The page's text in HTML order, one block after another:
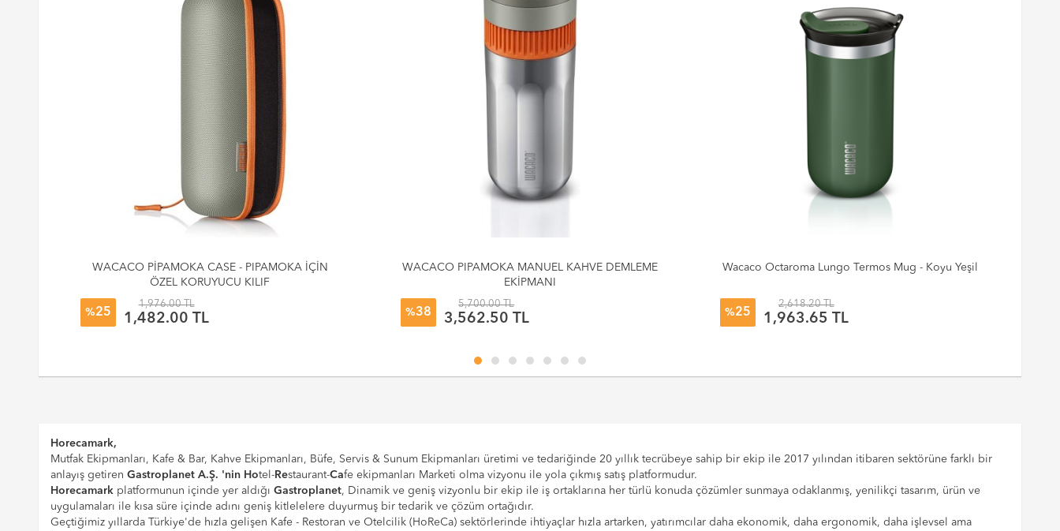
WACACO PİPAMOKA CASE - PIPAMOKA İÇİN
ÖZEL KORUYUCU KILIF
%25
1,976.00 TL
1,482.00 TL
WACACO PIPAMOKA MANUEL KAHVE DEMLEME
EKİPMANI
%38
5,700.00 TL
3,562.50 TL
Wacaco Octaroma Lungo Termos Mug - Koyu Yeşil
%25
2,618.20 TL
1,963.65 TL
Horecamark,
Mutfak Ekipmanları, Kafe & Bar, Kahve Ekipmanları, Büfe, Servis & Sunum Ekipmanları üretimi ve tedariğinde 20 yıllık tecrübeye sahip bir ekip ile 2017 yılından itibaren sektörüne farklı bir
anlayış getiren Gastroplanet A.Ş. 'nin Hotel-Restaurant-Cafe ekipmanları Marketi olma vizyonu ile yola çıkmış satış platformudur.
Horecamarkplatformunun içinde yer aldığı Gastroplanet, Dinamik ve geniş vizyonlu bir ekip ile iş ortaklarına her türlü konuda çözümler sunmaya odaklanmış, yenilikçi tasarım, ürün ve
uygulamaları ile kısa süre içinde adını geniş kitlelelere duyurmuş bir tedarik ve çözüm ortağıdır.
Geçtiğimiz yıllarda Türkiye'de hızla gelişen Kafe - Restoran ve Otelcilik (HoReCa) sektörlerinde ihtiyaçlar hızla artarken, yatırımcılar daha ekonomik, daha ergonomik, daha işlevsel ama